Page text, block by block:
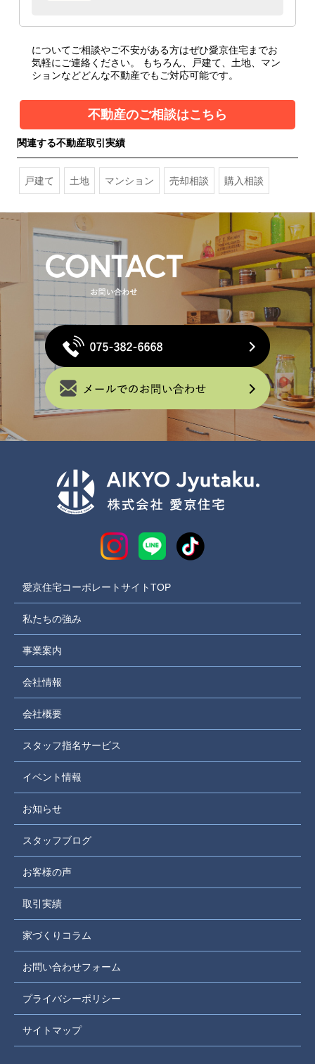
についてご相談やご不安がある方はぜひ愛京住宅までお
気軽にご連絡ください。
もちろん、戸建て、土地、マン
ションなどどんな不動産でもご対応可能です。
不動産のご相談はこちら
関連する不動産取引実績
戸建て 土地 マンション 売却相談 購入相談
愛京住宅コーポレートサイトTOP
私たちの強み
事業案内
会社情報
会社概要
スタッフ指名サービス
イベント情報
お知らせ
スタッフブログ
お客様の声
取引実績
家づくりコラム
お問い合わせフォーム
プライバシーポリシー
サイトマップ